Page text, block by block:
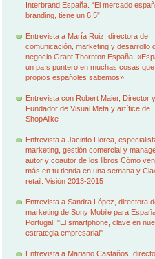
Interbrand España. “El mercado
branding, tiene un 6,5”
Entrevista a María Ruiz, directora de
comunicación, marketing y desarrollo
negocio Grant Thornton España:
un país puntero en muchas cosas que
propios españoles sabemos»
Entrevista con Robert Maier, Director y
Fundador de Visual Meta y artífice de
ShopAlike
Entrevista a Jacinto Llorca,
marketing, gestión comercial y
autor y coautor de los libros Cómo
más en tu tienda en una semana y
retail: Visión 2013-2015
Entrevista a Sandra López, directora
marketing de Sony Mobile para
Portugal: "El smartphone, clave en
estrategia empresarial"
Entrevista a Mariano Castaños,